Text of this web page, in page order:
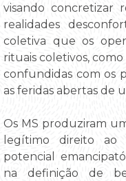
visando concretizar
realidades
coletiva que os
rituais coletivos,
confundidas com os
as feridas abertas de
Os MS produziram
legítimo direito ao
potencial
na definição de